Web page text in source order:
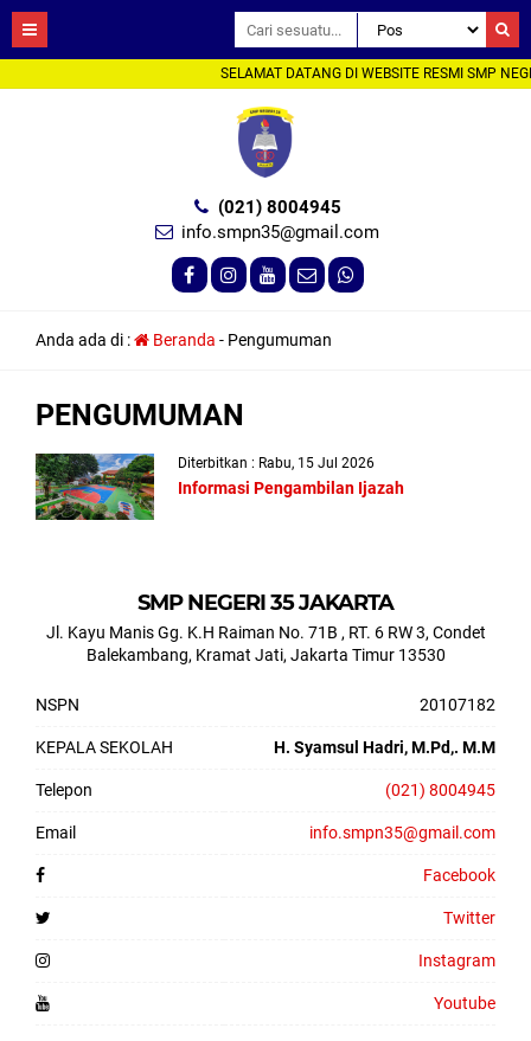
SELAMAT DATANG DI WEBSITE RESMI SMP
(021) 8004945
info.smpn35@gmail.com
Anda ada di : Beranda - Pengumuman
PENGUMUMAN
Diterbitkan : Rabu, 15 Jul 2026
Informasi Pengambilan Ijazah
SMP NEGERI 35 JAKARTA
Jl. Kayu Manis Gg. K.H Raiman No. 71B , RT. 6 RW 3, Condet
Balekambang, Kramat Jati, Jakarta Timur 13530
NSPN 20107182
KEPALA SEKOLAH H. Syamsul Hadri, M.Pd,. M.M
Telepon (021) 8004945
Email info.smpn35@gmail.com
Facebook
Twitter
Instagram
Youtube